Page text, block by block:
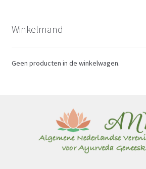
Winkelmand
Geen producten in de winkelwagen.